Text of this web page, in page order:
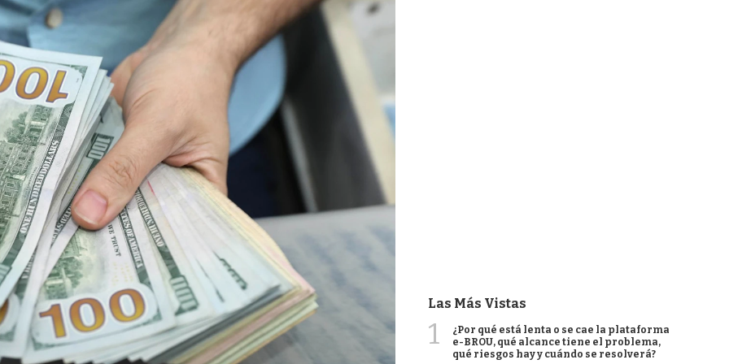
Las Más Vistas
1
¿Por qué está lenta o se cae la plataforma
e-BROU, qué alcance tiene el problema,
qué riesgos hay y cuándo se resolverá?